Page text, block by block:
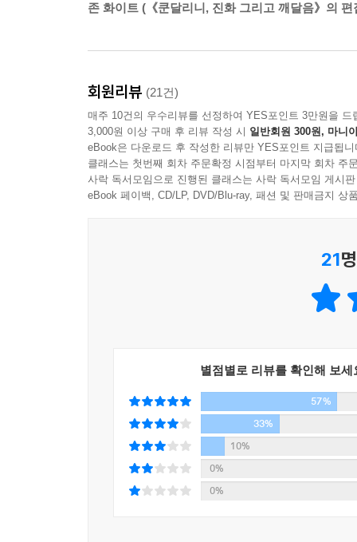
존 화이트 (《쿤달리니, 진화 그리고 깨달음》의 편
회원리뷰 (21건)
매주 10건의 우수리뷰를 선정하여 YES포인트 3만원을 드
3,000원 이상 구매 후 리뷰 작성 시 일반회원 300원, 마니
eBook은 다운로드 후 작성한 리뷰만 YES포인트 지급됩니
클래스는 첫번째 회차 주문확정 시점부터 마지막 회차 주
사락 독서모임으로 진행된 클래스는 사락 독서모임 게시
eBook 페이백, CD/LP, DVD/Blu-ray, 패션 및 판매금지 상
21
별점별로 리뷰를 확인해 보세
57%
33%
10%
0%
0%